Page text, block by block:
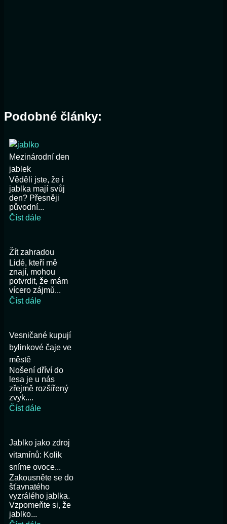
Podobné články:
Mezinárodní den
jablek
Věděli jste, že i
jablka mají svůj
den? Přesněji
původní...
Číst dále
Žít zahradou
Lidé, kteří mě
znají, mohou
potvrdit, že mám
vícero zájmů...
Číst dále
Vesničané kupují
bylinkové čaje ve
městě
Nošení dříví do
lesa je u nás
zřejmě rozšířený
zvyk....
Číst dále
Jablko jako zdroj
vitamínů: Kolik
sníme ovoce...
Zakousněte se do
šťavnatého
vyzrálého jablka.
Vzpomeňte si, že
jablko...